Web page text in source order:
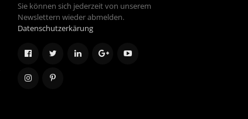
Sie können sich jederzeit von unserem
Newslettern wieder abmelden.
Datenschutzerkärung